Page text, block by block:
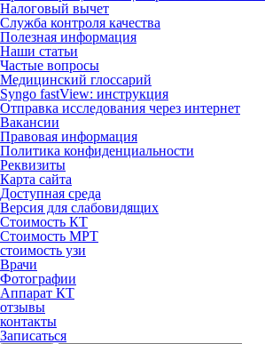
Налоговый вычет
Служба контроля качества
Полезная информация
Наши статьи
Частые вопросы
Медицинский глоссарий
Syngo fastView: инструкция
Отправка исследования через интернет
Вакансии
Правовая информация
Политика конфиденциальности
Реквизиты
Карта сайта
Доступная среда
Версия для слабовидящих
Стоимость КТ
Стоимость МРТ
стоимость узи
Врачи
Фотографии
Аппарат КТ
отзывы
контакты
Записаться